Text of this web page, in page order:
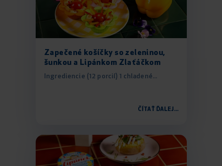
Zapečené košíčky so zeleninou,
šunkou a Lipánkom Zlaťáčkom
Ingrediencie (12 porcií) 1 chladené...
ČÍTAŤ ĎALEJ...